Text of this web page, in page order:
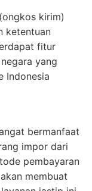
kirim)
ketentuan
fitur
yang
Indonesia
bermanfaat
impor dari
pembayaran
membuat